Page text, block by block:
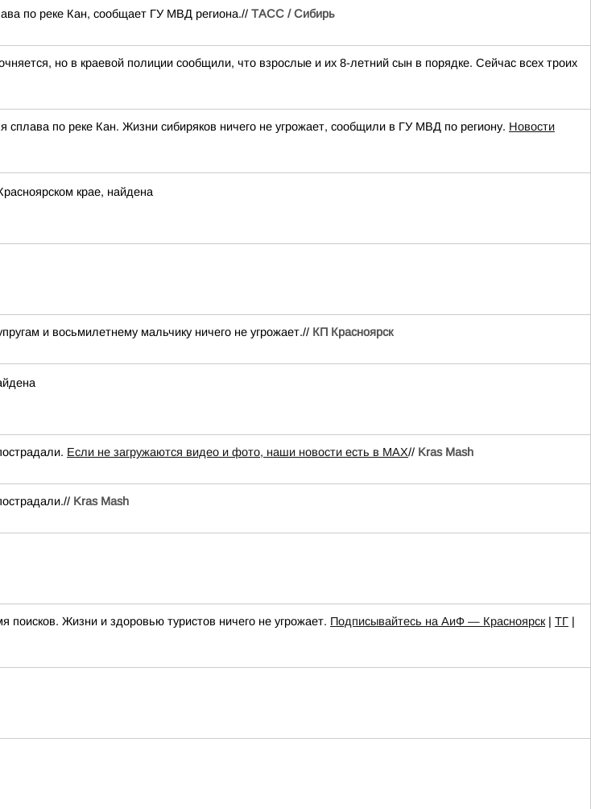
по реке Кан, сообщает ГУ МВД региона.// ТАСС / Сибирь
но в краевой полиции сообщили, что взрослые и их 8-летний сын в порядке. Сейчас всех троих
по реке Кан. Жизни сибиряков ничего не угрожает, сообщили в ГУ МВД по региону. Новости
крае, найдена
и восьмилетнему мальчику ничего не угрожает.// КП Красноярск
Если не загружаются видео и фото, наши новости есть в MAX// Kras Mash
Kras Mash
Жизни и здоровью туристов ничего не угрожает. Подписывайтесь на АиФ — Красноярск| ТГ |